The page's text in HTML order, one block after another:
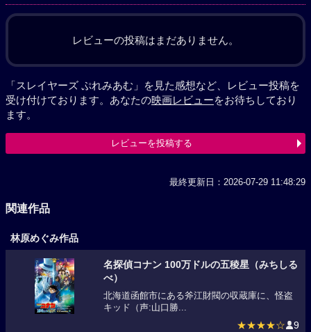
レビューの投稿はまだありません。
「スレイヤーズ ぷれみあむ」を見た感想など、レビュー投稿を
受け付けております。あなたの映画レビューをお待ちしており
ます。
レビューを投稿する
最終更新日：2026-07-29 11:48:29
関連作品
林原めぐみ作品
名探偵コナン 100万ドルの五稜星（みちしる
べ）
北海道函館市にある斧江財閥の収蔵庫に、怪盗
キッド（声:山口勝...
★★★★☆ 9